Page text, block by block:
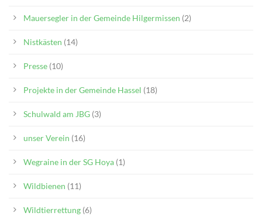
Mauersegler in der Gemeinde Hilgermissen (2)
Nistkästen (14)
Presse (10)
Projekte in der Gemeinde Hassel (18)
Schulwald am JBG (3)
unser Verein (16)
Wegraine in der SG Hoya (1)
Wildbienen (11)
Wildtierrettung (6)